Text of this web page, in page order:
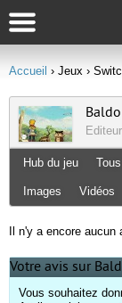
Accueil › Jeux ›
Baldo
Editeur
Hub du jeu
Images Vidéos
Il n'y a encore
Votre avis sur
Vous souhaitez